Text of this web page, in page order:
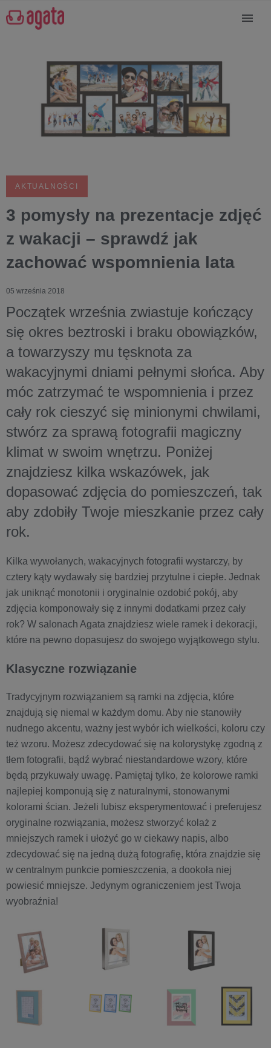
AKTUALNOŚCI
3 pomysły na prezentacje zdjęć
z wakacji – sprawdź jak
zachować wspomnienia lata
05 września 2018
Początek września zwiastuje kończący
się okres beztroski i braku obowiązków,
a towarzyszy mu tęsknota za
wakacyjnymi dniami pełnymi słońca. Aby
móc zatrzymać te wspomnienia i przez
cały rok cieszyć się minionymi chwilami,
stwórz za sprawą fotografii magiczny
klimat w swoim wnętrzu. Poniżej
znajdziesz kilka wskazówek, jak
dopasować zdjęcia do pomieszczeń, tak
aby zdobiły Twoje mieszkanie przez cały
rok.
Kilka wywołanych, wakacyjnych fotografii wystarczy, by
cztery kąty wydawały się bardziej przytulne i ciepłe. Jednak
jak uniknąć monotonii i oryginalnie ozdobić pokój, aby
zdjęcia komponowały się z innymi dodatkami przez cały
rok? W salonach Agata znajdziesz wiele ramek i dekoracji,
które na pewno dopasujesz do swojego wyjątkowego stylu.
Klasyczne rozwiązanie
Tradycyjnym rozwiązaniem są ramki na zdjęcia, które
znajdują się niemal w każdym domu. Aby nie stanowiły
nudnego akcentu, ważny jest wybór ich wielkości, koloru czy
też wzoru. Możesz zdecydować się na kolorystykę zgodną z
tłem fotografii, bądź wybrać niestandardowe wzory, które
będą przykuwały uwagę. Pamiętaj tylko, że kolorowe ramki
najlepiej komponują się z naturalnymi, stonowanymi
kolorami ścian. Jeżeli lubisz eksperymentować i preferujesz
oryginalne rozwiązania, możesz stworzyć kolaż z
mniejszych ramek i ułożyć go w ciekawy napis, albo
zdecydować się na jedną dużą fotografię, która znajdzie się
w centralnym punkcie pomieszczenia, a dookoła niej
powiesić mniejsze. Jedynym ograniczeniem jest Twoja
wyobraźnia!